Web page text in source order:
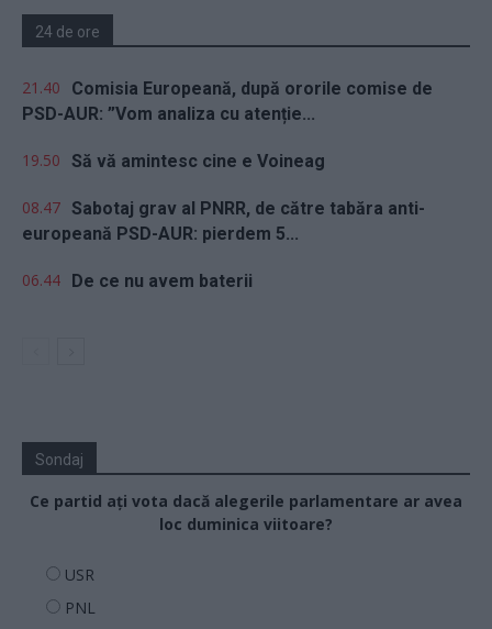
24 de ore
21.40
Comisia Europeană, după ororile comise de
PSD-AUR: ”Vom analiza cu atenție...
19.50 Să vă amintesc cine e Voineag
08.47 Sabotaj grav al PNRR, de către tabăra anti-
europeană PSD-AUR: pierdem 5...
06.44 De ce nu avem baterii
Sondaj
Ce partid ați vota dacă alegerile parlamentare ar avea
loc duminica viitoare?
USR
PNL